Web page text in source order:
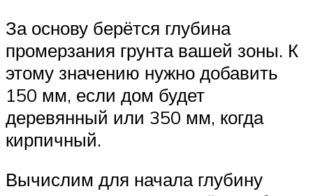
За основу берётся глубина
промерзания грунта вашей зоны. К
этому значению нужно добавить
150 мм, если дом будет
деревянный или 350 мм, когда
кирпичный.
Вычислим для начала глубину